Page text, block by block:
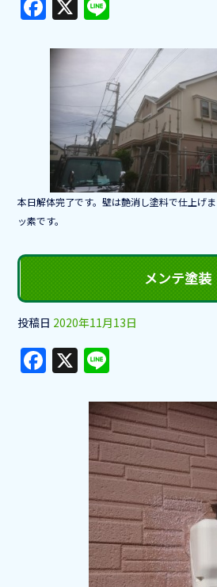
a
c
b
o
o
k
e
本日解体完了です。壁は艶消し塗料で仕上げ
ッ素です。
メンテ塗装
投稿日 2020年11月13日
F X
e